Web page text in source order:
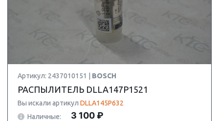
Артикул: 2437010151 | BOSCH
РАСПЫЛИТЕЛЬ DLLA147P1521
Вы искали артикул DLLA145P632
Наличные:
3 100 ₽